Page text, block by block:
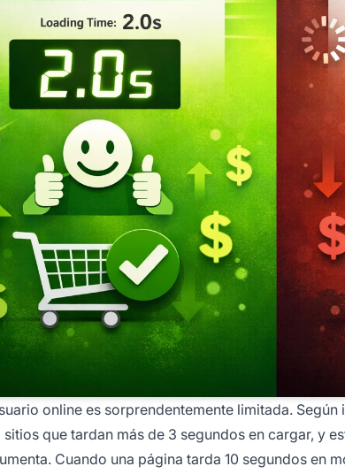
online es sorprendentemente limitada.
que tardan más de 3 segundos en cargar, y
Cuando una página tarda 10 segundos en